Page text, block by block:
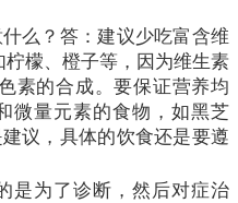
么？答：建议少吃富含维
檬、橙子等，因为维生素
素的合成。要保证营养均
微量元素的食物，如黑芝
议，具体的饮食还是要遵
是为了诊断，然后对症治